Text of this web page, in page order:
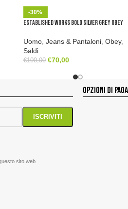
-30%
Established Works Bold Silver Grey Obey
Uomo, Jeans & Pantaloni, Obey,
Saldi
€100,00 €70,00
sito web
OPZIONI DI